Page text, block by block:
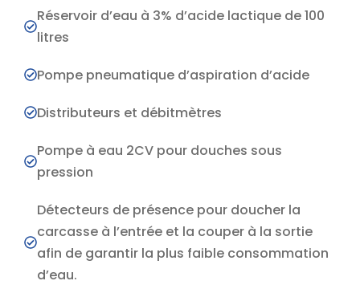
Réservoir d’eau à 3% d’acide lactique de 100
litres
Pompe pneumatique d’aspiration d’acide
Distributeurs et débitmètres
Pompe à eau 2CV pour douches sous
pression
Détecteurs de présence pour doucher la
carcasse à l’entrée et la couper à la sortie
afin de garantir la plus faible consommation
d’eau.